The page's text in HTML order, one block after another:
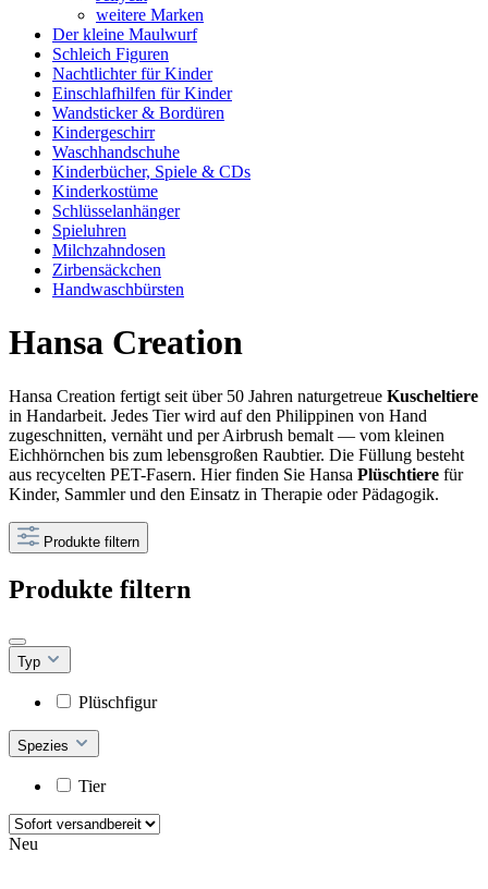
weitere Marken
Der kleine Maulwurf
Schleich Figuren
Nachtlichter für Kinder
Einschlafhilfen für Kinder
Wandsticker & Bordüren
Kindergeschirr
Waschhandschuhe
Kinderbücher, Spiele & CDs
Kinderkostüme
Schlüsselanhänger
Spieluhren
Milchzahndosen
Zirbensäckchen
Handwaschbürsten
Hansa Creation
Hansa Creation fertigt seit über 50 Jahren naturgetreue Kuscheltiere
in Handarbeit. Jedes Tier wird auf den Philippinen von Hand
zugeschnitten, vernäht und per Airbrush bemalt — vom kleinen
Eichhörnchen bis zum lebensgroßen Raubtier. Die Füllung besteht
aus recycelten PET-Fasern. Hier finden Sie Hansa Plüschtiere für
Kinder, Sammler und den Einsatz in Therapie oder Pädagogik.
Produkte filtern
Produkte filtern
Typ
Plüschfigur
Spezies
Tier
Neu